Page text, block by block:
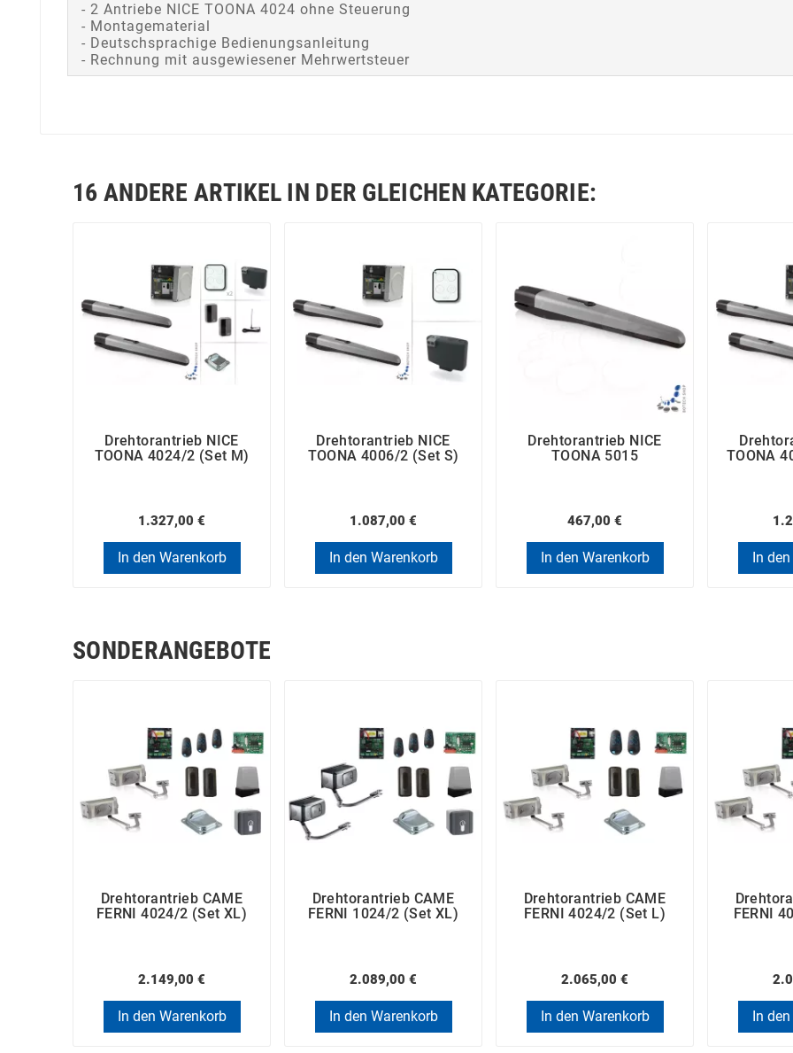
- 2 Antriebe NICE TOONA 4024 ohne Steuerung
- Montagematerial
- Deutschsprachige Bedienungsanleitung
- Rechnung mit ausgewiesener Mehrwertsteuer
16 ANDERE ARTIKEL IN DER GLEICHEN KATEGORIE:
Drehtorantrieb NICE
TOONA 4024/2 (Set M)
1.327,00 €
In den Warenkorb
Drehtorantrieb NICE
TOONA 4006/2 (Set S)
1.087,00 €
In den Warenkorb
Drehtorantrieb NICE
TOONA 5015
467,00 €
In den Warenkorb
TOONA
In
SONDERANGEBOTE
Drehtorantrieb CAME
FERNI 4024/2 (Set XL)
2.149,00 €
In den Warenkorb
Drehtorantrieb CAME
FERNI 1024/2 (Set XL)
2.089,00 €
In den Warenkorb
Drehtorantrieb CAME
FERNI 4024/2 (Set L)
2.065,00 €
In den Warenkorb
FERNI
In